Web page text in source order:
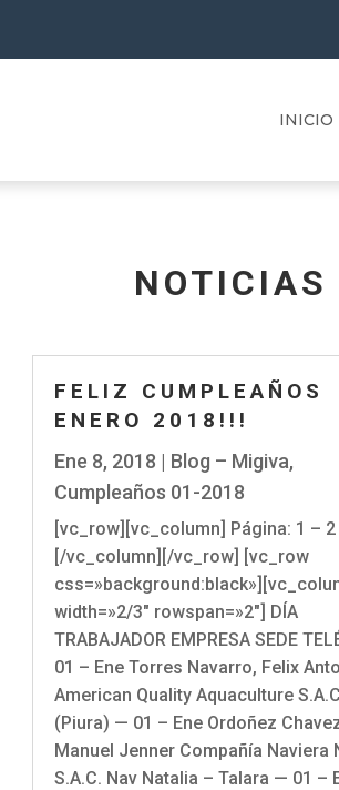
INICIO
NOTICIAS
FELIZ CUMPLEAÑOS
ENERO 2018!!!
Ene 8, 2018 | Blog – Migiva,
Cumpleaños 01-2018
[vc_row][vc_column] Página: 1 – 2
[/vc_column][/vc_row] [vc_row
width=»2/3″ rowspan=»2″] DÍA
TRABAJADOR EMPRESA SEDE
01 – Ene Torres Navarro, Felix
American Quality Aquaculture
(Piura) — 01 – Ene Ordoñez
Manuel Jenner Compañía Naviera
S.A.C. Nav Natalia – Talara — 01 –